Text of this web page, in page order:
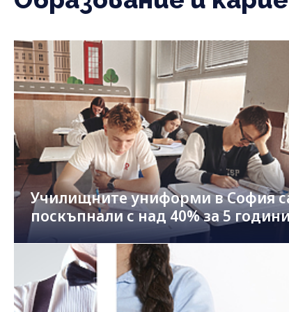
Училищните униформи в София
поскъпнали с над 40% за 5